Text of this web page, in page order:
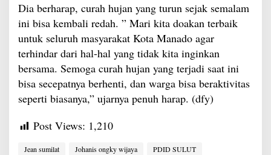
Dia berharap, curah hujan yang turun sejak semalam
ini bisa kembali redah. ” Mari kita doakan terbaik
untuk seluruh masyarakat Kota Manado agar
terhindar dari hal-hal yang tidak kita inginkan
bersama. Semoga curah hujan yang terjadi saat ini
bisa secepatnya berhenti, dan warga bisa beraktivitas
seperti biasanya,” ujarnya penuh harap. (dfy)
Post Views: 1,210
Jean sumilat Johanis ongky wijaya
PDID SULUT